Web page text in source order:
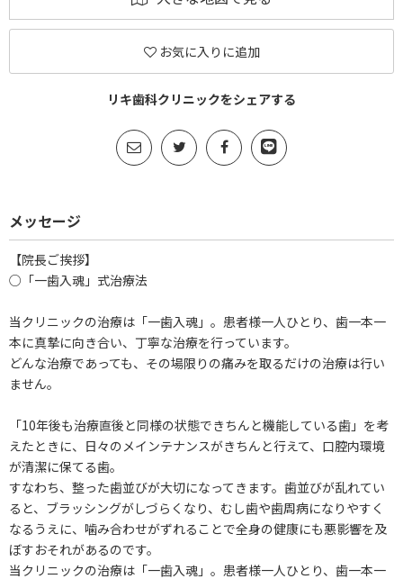
お気に入りに追加
リキ歯科クリニックをシェアする
メッセージ
【院長ご挨拶】
○「一歯入魂」式治療法
当クリニックの治療は「一歯入魂」。患者様一人ひとり、歯一本一
本に真摯に向き合い、丁寧な治療を行っています。
どんな治療であっても、その場限りの痛みを取るだけの治療は行い
ません。
「10年後も治療直後と同様の状態できちんと機能している歯」を考
えたときに、日々のメインテナンスがきちんと行えて、口腔内環境
が清潔に保てる歯。
すなわち、整った歯並びが大切になってきます。歯並びが乱れてい
ると、ブラッシングがしづらくなり、むし歯や歯周病になりやすく
なるうえに、噛み合わせがずれることで全身の健康にも悪影響を及
ぼすおそれがあるのです。
当クリニックの治療は「一歯入魂」。患者様一人ひとり、歯一本一